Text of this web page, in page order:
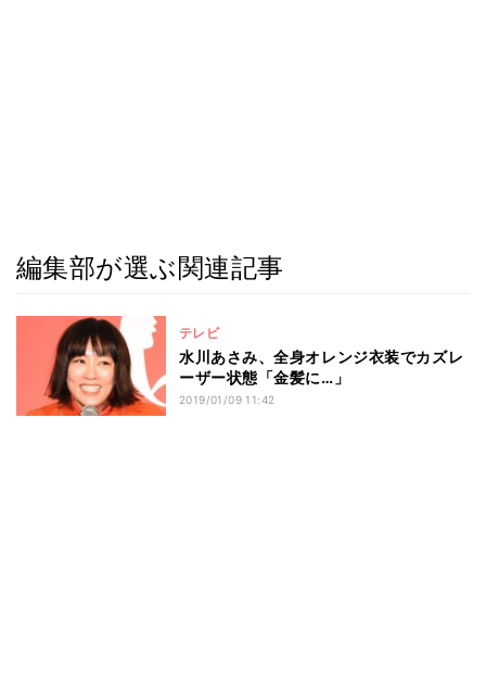
編集部が選ぶ関連記事
テレビ
水川あさみ、全身オレンジ衣装でカズレ
ーザー状態「金髪に…」
2019/01/09 11:42